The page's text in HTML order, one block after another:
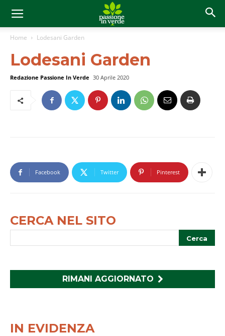
Home Lodesani Garden
Lodesani Garden
Redazione Passione In Verde 30 Aprile 2020
Facebook Twitter Pinterest
CERCA NEL SITO
RIMANI AGGIORNATO
IN EVIDENZA